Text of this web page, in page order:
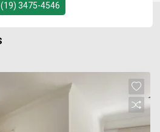
(19) 3475-4546